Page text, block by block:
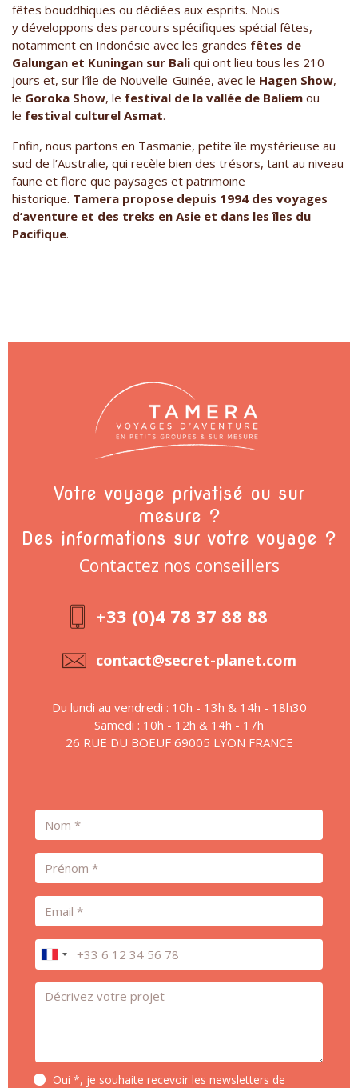
fêtes bouddhiques ou dédiées aux esprits. Nous
y développons des parcours spécifiques spécial fêtes,
notamment en Indonésie avec les grandes fêtes de
Galungan et Kuningan sur Bali qui ont lieu tous les 210
jours et, sur l’île de Nouvelle-Guinée, avec le Hagen Show,
le Goroka Show, le festival de la vallée de Baliem ou
le festival culturel Asmat.
Enfin, nous partons en Tasmanie, petite île mystérieuse au
sud de l’Australie, qui recèle bien des trésors, tant au niveau
faune et flore que paysages et patrimoine
historique. Tamera propose depuis 1994 des voyages
d’aventure et des treks en Asie et dans les îles du
Pacifique.
Votre voyage privatisé ou sur
mesure ?
Des informations sur votre voyage ?
Contactez nos conseillers
+33 (0)4 78 37 88 88
contact@secret-planet.com
Du lundi au vendredi : 10h - 13h & 14h - 18h30
Samedi : 10h - 12h & 14h - 17h
26 RUE DU BOEUF 69005 LYON FRANCE
Nom
Prénom
Email
Téléphone
Message *
Oui *, je souhaite recevoir les newsletters de